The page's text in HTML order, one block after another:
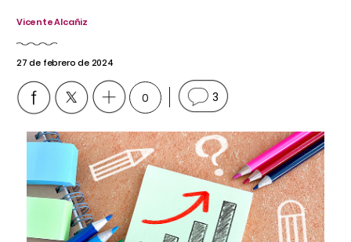
Vicente Alcañiz
27 de febrero de 2024
0 3